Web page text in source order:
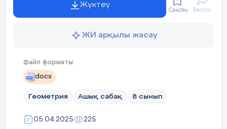
Кезең дері
5 мин
қарастырамыз
Жүктеу
Сақтау Бөлісу
ЖИ арқылы жасау
Файл форматы:
docx
Геометрия Ашық сабақ 8 сынып
05.04.2025 225